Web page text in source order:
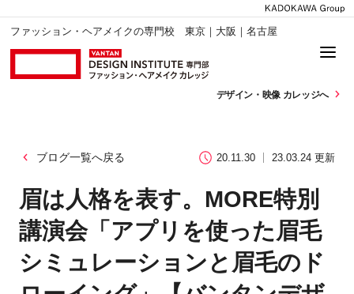
ファッション・ヘアメイクの専門校 東京｜大阪｜名古屋
デザイン・ 映像 カレッジへ
ブログ一覧へ戻る 20.11.30 23.03.24 更新
眉は人格を表す。MORE特別
講演会「アプリを使った眉毛
シミュレーションと眉毛のド